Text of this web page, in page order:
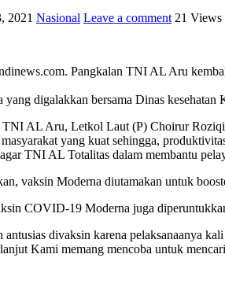
2021 Nasional Leave a comment 21 Views
Pangkalan TNI AL Aru
yang digalakkan bersama Dinas
TNI AL Aru, Letkol Laut (P) Choirur
yang kuat sehingga,
TNI AL Totalitas dalam membantu
vaksin Moderna diutamakan untuk
COVID-19 Moderna juga
divaksin karena pelaksanaanya
Kami memang mencoba untuk